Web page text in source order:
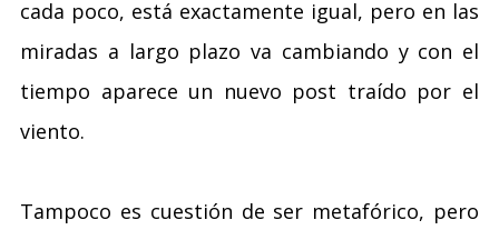
cada poco, está exactamente igual, pero en las
miradas a largo plazo va cambiando y con el
tiempo aparece un nuevo post traído por el
viento.
Tampoco es cuestión de ser metafórico, pero